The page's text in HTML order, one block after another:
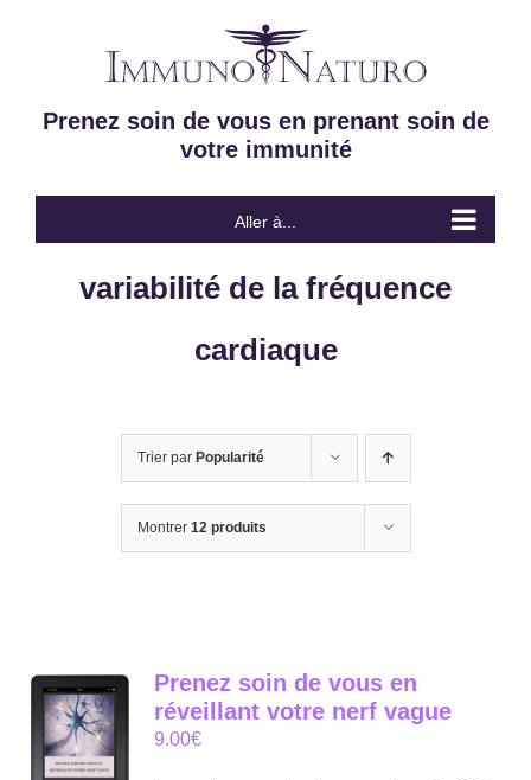
Prenez soin de vous en prenant soin de
votre immunité
Aller à...
variabilité de la fréquence
cardiaque
Trier par Popularité
Montrer 12 produits
Prenez soin de vous en
réveillant votre nerf vague
9.00€